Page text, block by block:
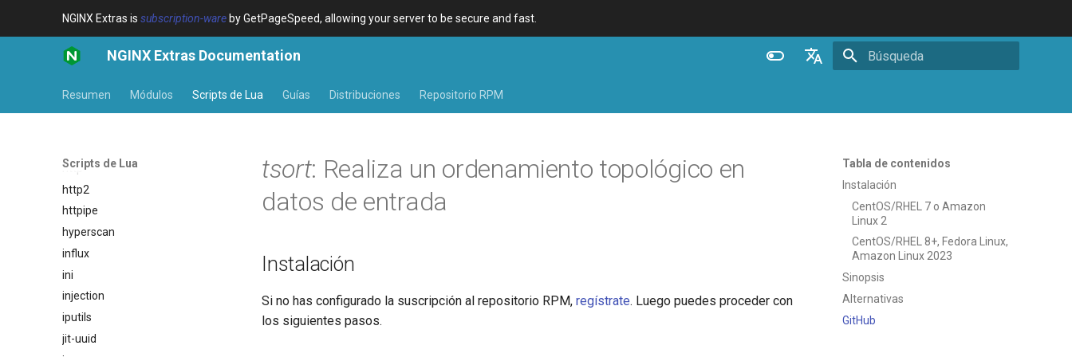
NGINX Extras is subscription-ware by GetPageSpeed, allowing your server to be secure and fast.
NGINX Extras Documentation
Resumen Módulos Scripts de Lua Guías Distribuciones Repositorio RPM
Scripts de Lua
feishu-auth
fileinfo
ftpclient
http
http2
httpipe
hyperscan
influx
ini
injection
iputils
jit-uuid
Tabla de contenidos
Instalación
CentOS/RHEL 7 o Amazon
Linux 2
CentOS/RHEL 8+, Fedora Linux,
Amazon Linux 2023
Sinopsis
Alternativas
GitHub
tsort: Realiza un ordenamiento topológico en
datos de entrada
Instalación
Si no has configurado la suscripción al repositorio RPM, regístrate. Luego puedes proceder con
los siguientes pasos.